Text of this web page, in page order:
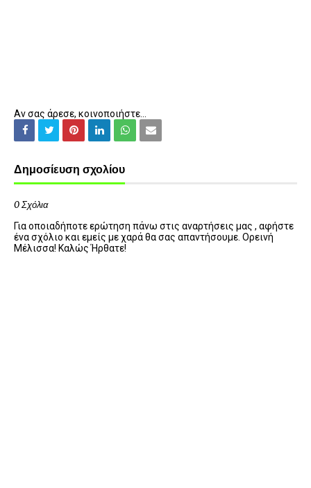
Αν σας άρεσε, κοινοποιήστε...
Δημοσίευση σχολίου
0 Σχόλια
Για οποιαδήποτε ερώτηση πάνω στις αναρτήσεις μας , αφήστε
ένα σχόλιο και εμείς με χαρά θα σας απαντήσουμε. Ορεινή
Μέλισσα! Καλώς Ήρθατε!